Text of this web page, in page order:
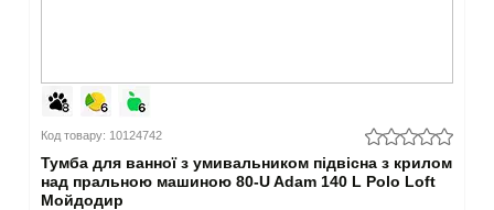
Код товару: 10124742
Тумба для ванної з умивальником підвісна з крилом
над пральною машиною 80-U Adam 140 L Polo Loft
Мойдодир